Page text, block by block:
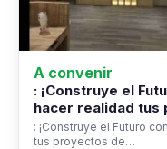
A convenir
: ¡Construye el
hacer realidad tus
: ¡Construye el Futuro
tus proyectos de…